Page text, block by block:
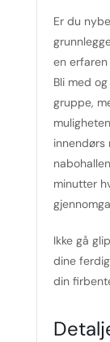
Er du
en
Bli med
gruppe,
innendørs
minutter
Ikke gå
dine
din